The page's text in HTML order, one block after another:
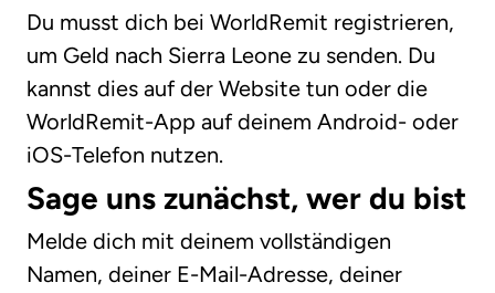
Du musst dich bei WorldRemit registrieren,
um Geld nach Sierra Leone zu senden. Du
kannst dies auf der Website tun oder die
WorldRemit-App auf deinem Android- oder
iOS-Telefon nutzen.
Sage uns zunächst, wer du bist
Melde dich mit deinem vollständigen
Namen, deiner E-Mail-Adresse, deiner